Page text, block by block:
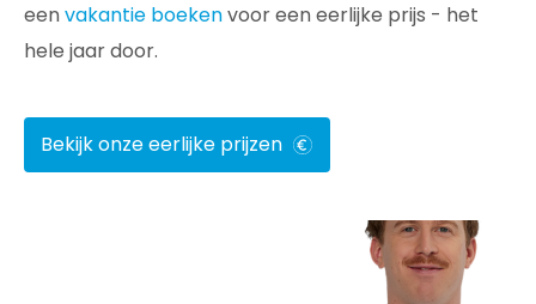
eenvakantie boekenvoor een eerlijke prijs - het
hele jaar door.
Bekijk onze eerlijke prijzen